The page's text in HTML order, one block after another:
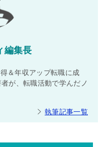
編集長
＆年収アップ転職に成
が、転職活動で学んだノ
執筆記事一覧